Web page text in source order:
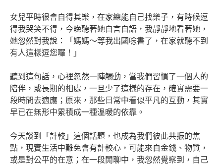
女兒平時很會自得其樂，在家總能自己找樂子，有時候逗
得我哭笑不得，今晚聽著她自言自語，我靜靜地看著她，
她忽然對我說：「媽媽～等我出國唸書了，在家就聽不到
有人這樣逗您囉！」
聽到這句話，心裡忽然一陣觸動，當我們習慣了一個人的
陪伴，或長期的相處，一旦少了這樣的存在，確實需要一
段時間去適應；原來，那些日常中看似平凡的互動，其實
早已在無形中累積成一種溫暖的依靠。
今天談到「計較」這個話題，也成為我們彼此共振的焦
點，現實生活中難免會有計較心，可能來自金錢、物質，
或是對公平的在意；在一段閒聊中，我忽然覺察到，自己